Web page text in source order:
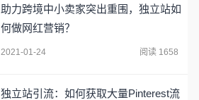
助力跨境中小卖家突出重围，独立站如
何做网红营销？
2021-01-24 阅读 1658
独立站引流：如何获取大量Pinterest流